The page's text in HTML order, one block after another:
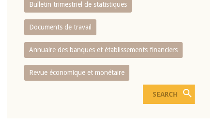
Bulletin trimestriel de statistiques
Documents de travail
Annuaire des banques et établissements financiers
Revue économique et monétaire